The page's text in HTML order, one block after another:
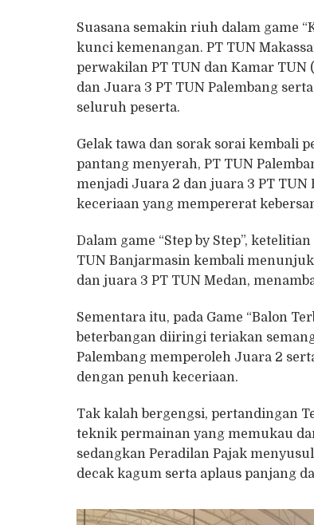
Suasana semakin riuh dalam game
kunci kemenangan. PT TUN
perwakilan PT TUN dan Kamar
dan Juara 3 PT TUN Palembang
seluruh peserta.
Gelak tawa dan sorak sorai kembali
pantang menyerah, PT TUN
menjadi Juara 2 dan juara 3 PT
keceriaan yang mempererat
Dalam game “Step by Step”,
TUN Banjarmasin kembali
dan juara 3 PT TUN Medan,
Sementara itu, pada Game “Balon
beterbangan diiringi teriakan
Palembang memperoleh Juara 2
dengan penuh keceriaan.
Tak kalah bergengsi, pertandingan
teknik permainan yang memukau
sedangkan Peradilan Pajak
decak kagum serta aplaus panjang